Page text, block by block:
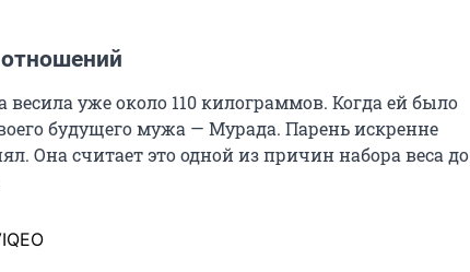
уже около 110килограммов. Когда ей было
будущего мужа — Мурада. Парень искренне
Она считает это одной из причин набора веса до